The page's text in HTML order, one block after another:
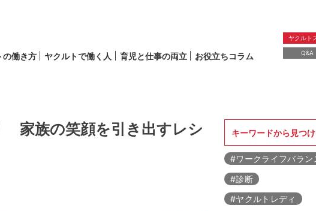
の働き方 ヤクルトで働く人 育児と仕事の両立 お役立ちコラム
ヤクルト
Q&A
家族の笑顔を引き出すレシ
キーワードから見つ
#ワークライフバラン
#診断
#ヤクルトレディ